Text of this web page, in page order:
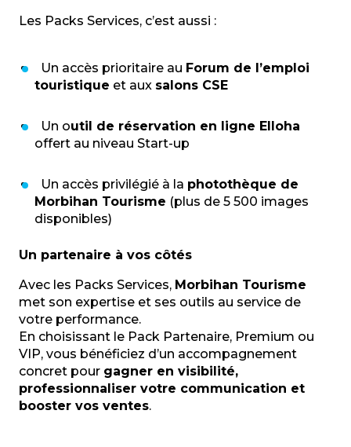
Les Packs Services, c’est aussi :
Un accès prioritaire au Forum de l’emploi
touristique et aux salons CSE
Un outil de réservation en ligne Elloha
offert au niveau Start-up
Un accès privilégié à la photothèque de
Morbihan Tourisme (plus de 5 500 images
disponibles)
Un partenaire à vos côtés
Avec les Packs Services, Morbihan Tourisme
met son expertise et ses outils au service de
votre performance.
En choisissant le Pack Partenaire, Premium ou
VIP, vous bénéficiez d’un accompagnement
concret pour gagner en visibilité,
professionnaliser votre communication et
booster vos ventes.